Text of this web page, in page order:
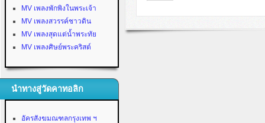
MV เพลงพักพิงในพระเจ้า
MV เพลงสวรรค์ชาวดิน
MV เพลงสุดแต่น้ำพระทัย
MV เพลงศิษย์พระคริสต์
นำทางสู่วัดคาทอลิก
อัครสังฆมณฑลกรุงเทพ ฯ